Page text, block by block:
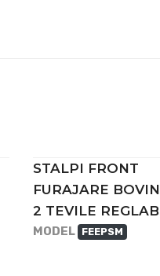
STALPI FRONT
FURAJARE
2 TEVILE
MODEL FEEPSM